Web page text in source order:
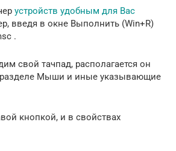
устройств удобным для Вас
введя в окне Выполнить (Win+R)
.
свой тачпад, располагается он
разделе Мыши и иные указывающие
кнопкой, и в свойствах